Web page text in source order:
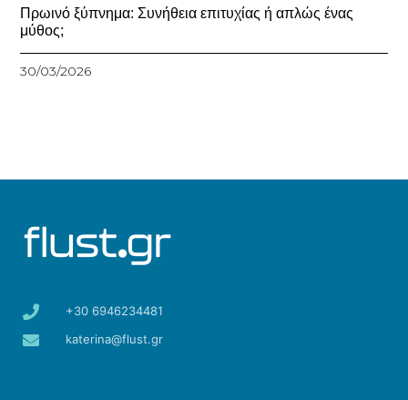
Πρωινό ξύπνημα: Συνήθεια επιτυχίας ή απλώς ένας
μύθος;
30/03/2026
+30 6946234481
katerina@flust.gr